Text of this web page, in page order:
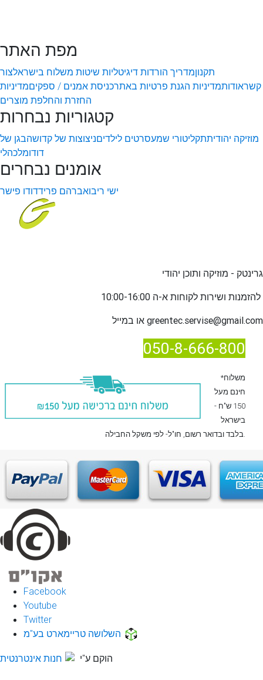
מפת האתר
תקנוןמדריך הורדות דיגיטליות שיטות משלוח בישראלצור
קשראודותמדיניות הגנת פרטיות באתרכניסת אמנים / ספקיםמדיניות
החזרת והחלפת מוצרים
קטגוריות נבחרות
מוזיקה יהודיתתקליטורי שמעסרטים לילדיםניצוצות של קדושהבגן של
דודומלכהלי
אומנים נבחרים
ישי ריבואברהם פרידדודו פישר
גרינטק - מוזיקה ותוכן יהודי
להזמנות ו
greentec.servise@gmail.com
050-8-666-800
*משלוח
חינם מעל
150 ש"ח -
בישראל
בלבדובדואר רשום , חו"ל- לפי משקל החבילה.
Facebook
Youtube
Twitter
השלושה טריימארט בע"מ
הוקם ע"י חנות אינטרנטית